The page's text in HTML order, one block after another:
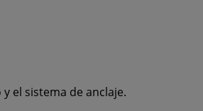
el sistema de anclaje.